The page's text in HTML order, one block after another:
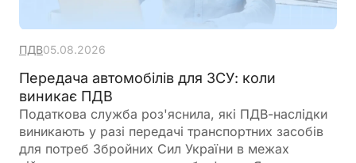
ПДВ05.08.2026
Передача автомобілів для ЗСУ: коли
виникає ПДВ
Податкова служба роз'яснила, які ПДВ-наслідки
виникають у разі передачі транспортних засобів
для потреб Збройних Сил України в межах